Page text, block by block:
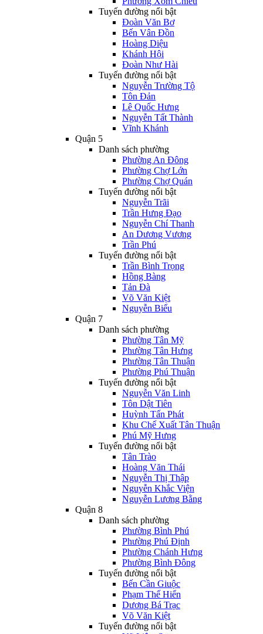
Tuyến đường nổi bật
Đoàn Văn Bơ
Bến Vân Đồn
Hoàng Diệu
Khánh Hội
Đoàn Như Hài
Tuyến đường nổi bật
Nguyễn Trường Tộ
Tôn Đản
Lê Quốc Hưng
Nguyễn Tất Thành
Vĩnh Khánh
Quận 5
Danh sách phường
Phường An Đông
Phường Chợ Lớn
Phường Chợ Quán
Tuyến đường nổi bật
Nguyễn Trãi
Trần Hưng Đạo
Nguyễn Chí Thanh
An Dương Vương
Trần Phú
Tuyến đường nổi bật
Trần Bình Trọng
Hồng Bàng
Tản Đà
Võ Văn Kiệt
Nguyễn Biểu
Quận 7
Danh sách phường
Phường Tân Mỹ
Phường Tân Hưng
Phường Tân Thuận
Phường Phú Thuận
Tuyến đường nổi bật
Nguyễn Văn Linh
Tôn Dật Tiên
Huỳnh Tấn Phát
Khu Chế Xuất Tân Thuận
Phú Mỹ Hưng
Tuyến đường nổi bật
Tân Trào
Hoàng Văn Thái
Nguyễn Thị Thập
Nguyễn Khắc Viện
Nguyễn Lương Bằng
Quận 8
Danh sách phường
Phường Bình Phú
Phường Phú Định
Phường Chánh Hưng
Phường Bình Đông
Tuyến đường nổi bật
Bến Cần Giuộc
Phạm Thế Hiển
Dương Bá Trạc
Võ Văn Kiệt
Tuyến đường nổi bật